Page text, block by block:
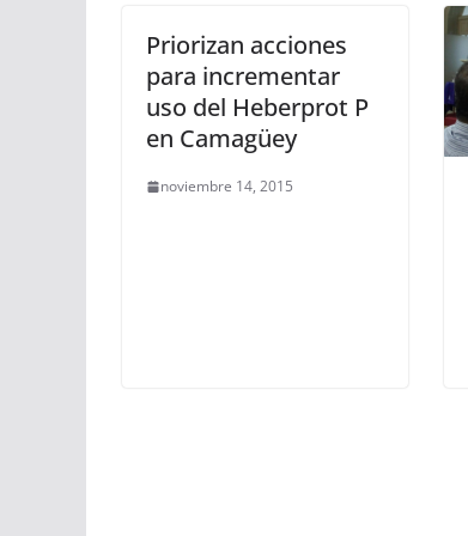
Priorizan acciones
para incrementar
uso del Heberprot P
en Camagüey
noviembre 14, 2015